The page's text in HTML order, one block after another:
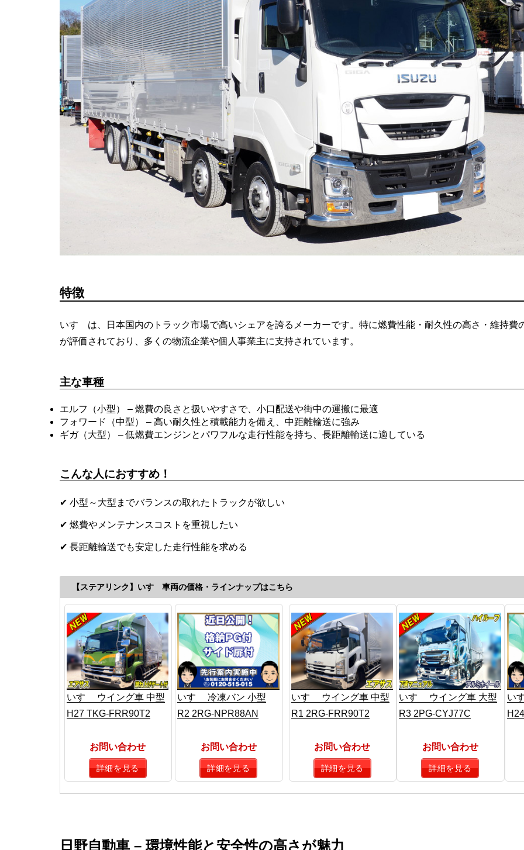
特徴
いすゞは、日本国内のトラック市場で高いシェアを誇るメーカーです。特に燃費性能・耐久性の高さ・維持費
が評価されており、多くの物流企業や個人事業主に支持されています。
主な車種
エルフ（小型） – 燃費の良さと扱いやすさで、小口配送や街中の運搬に最適
フォワード（中型） – 高い耐久性と積載能力を備え、中距離輸送に強み
ギガ（大型） – 低燃費エンジンとパワフルな走行性能を持ち、長距離輸送に適している
こんな人におすすめ！
✔ 小型～大型までバランスの取れたトラックが欲しい
✔ 燃費やメンテナンスコストを重視したい
✔ 長距離輸送でも安定した走行性能を求める
【ステアリンク】いすゞ車両の価格・ラインナップはこちら
いすゞ ウイング車 中型
H27 TKG-FRR90T2
お問い合わせ
詳細を見る
いすゞ 冷凍バン 小型
R2 2RG-NPR88AN
お問い合わせ
詳細を見る
いすゞ ウイング車 中型
R1 2RG-FRR90T2
お問い合わせ
詳細を見る
いすゞ ウイング車 大型
R3 2PG-CYJ77C
お問い合わせ
詳細を見る
い
日野自動車 – 環境性能と安全性の高さが魅力